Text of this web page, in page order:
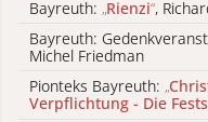
Bayreuth: „Rienzi“,
Bayreuth:
Michel Friedman
Pionteks Bayreuth: „
Verpflichtung - Die